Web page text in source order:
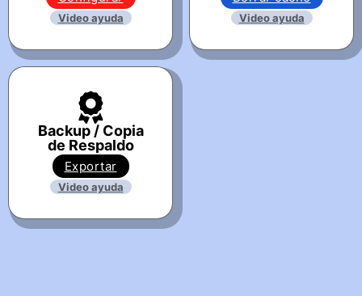
Video ayuda Video ayuda
Backup / Copia
de Respaldo
Exportar
Video ayuda